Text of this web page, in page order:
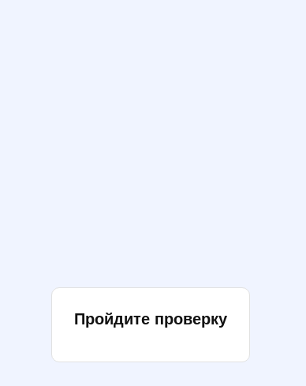
Пройдите проверку